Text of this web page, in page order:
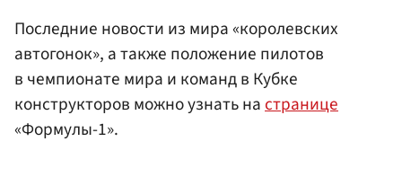
Последние новости из мира «королевских
автогонок», а также положение пилотов
в чемпионате мира и команд в Кубке
конструкторов можно узнать настранице
«Формулы-1».